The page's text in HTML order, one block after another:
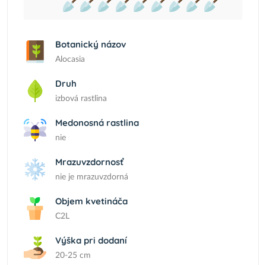
Botanický názov
Alocasia
Druh
izbová rastlina
Medonosná rastlina
nie
Mrazuvzdornosť
nie je mrazuvzdorná
Objem kvetináča
C2L
Výška pri dodaní
20-25 cm